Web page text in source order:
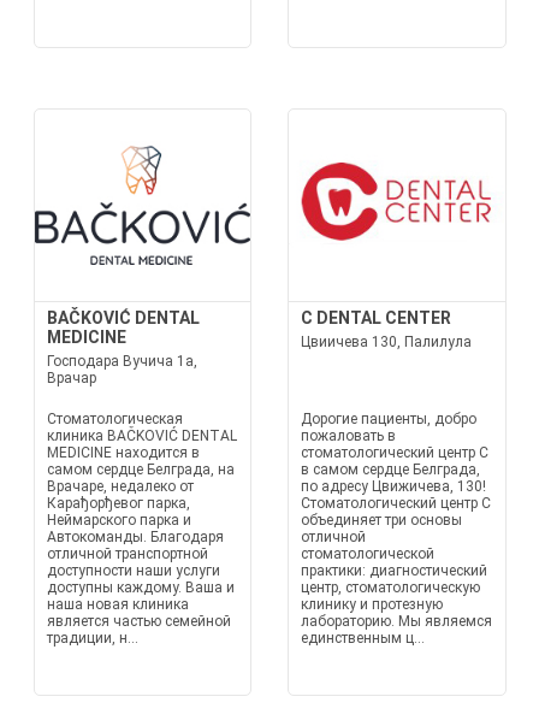
BAČKOVIĆ DENTAL
MEDICINE
Господара Вучича 1а,
Врачар
Стоматологическая
клиника BAČKOVIĆ DENTAL
MEDICINE находится в
самом сердце Белграда, на
Врачаре, недалеко от
Карађорђевог парка,
Неймaрского парка и
Автокоманды. Благодаря
отличной транспортной
доступности наши услуги
доступны каждому. Ваша и
наша новая клиника
является частью семейной
традиции, н...
C DENTAL CENTER
Цвиичева 130, Палилула
Дорогие пациенты, добро
пожаловать в
стоматологический центр C
в самом сердце Белграда,
по адресу Цвижичева, 130!
Стоматологический центр C
объединяет три основы
отличной
стоматологической
практики: диагностический
центр, стоматологическую
клинику и протезную
лабораторию. Мы являемся
единственным ц...